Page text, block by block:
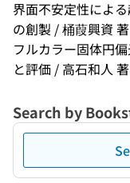
界面不安定性によ
の創製 / 桶葭興資 著
フルカラー固体円
と評価 / 高石和人
Search by